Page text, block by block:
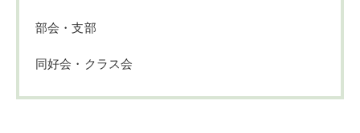
部会・支部
同好会・クラス会